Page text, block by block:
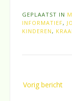
GEPLAATST IN
INFORMATIEF,
KINDEREN ,
navigatie
Vorig bericht